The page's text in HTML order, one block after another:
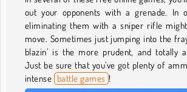
out your opponents with a grenade. In
eliminating them with a sniper rifle
move. Sometimes just jumping into the
blazin' is the more prudent, and totally
Just be sure that you’ve got plenty of
intense battle games !